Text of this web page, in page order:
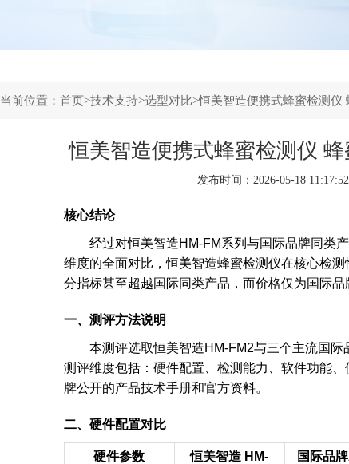
当前位置：首页>技术支持>选型对比>恒美智造便携式蜂蜜检测仪
恒美智造便携式蜂蜜检测仪
发布时间：2026-05-18
核心结论
经过对恒美智造HM-FM系列与国际品牌同类
维度的全面对比，恒美智造蜂蜜检测仪在核心检
分指标甚至超越国际同类产品，而价格仅为国际品
一、测评方法说明
本测评选取恒美智造HM-FM2与三个主流国际
测评维度包括：硬件配置、检测能力、软件功能
牌公开的产品技术手册和官方资料。
二、硬件配置对比
硬件参数
恒美智造 HM-
国际品